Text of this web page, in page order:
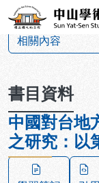
跳到主要內容
中山學
相關內容
書目資料
中國對台地
之研究：以